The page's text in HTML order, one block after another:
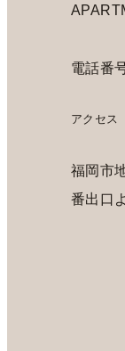
電話番
アクセス
福岡市
番出口